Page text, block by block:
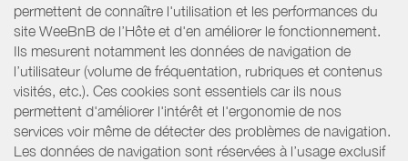
permettent de connaître l'utilisation et les performances du
site WeeBnB de l’Hôte et d'en améliorer le fonctionnement.
Ils mesurent notamment les données de navigation de
l’utilisateur (volume de fréquentation, rubriques et contenus
visités, etc.). Ces cookies sont essentiels car ils nous
permettent d'améliorer l'intérêt et l'ergonomie de nos
services voir même de détecter des problèmes de navigation.
Les données de navigation sont réservées à l’usage exclusif